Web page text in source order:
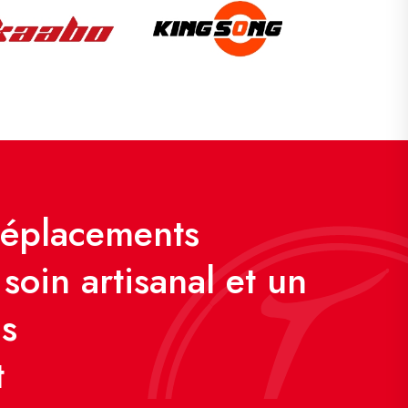
artisanal et un